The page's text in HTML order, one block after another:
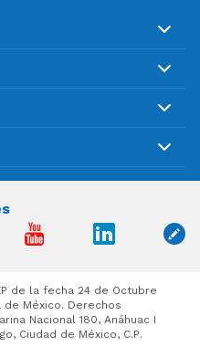
de la fecha 24 de Octubre
de México. Derechos
Nacional 180, Anáhuac I
Ciudad de México, C.P.